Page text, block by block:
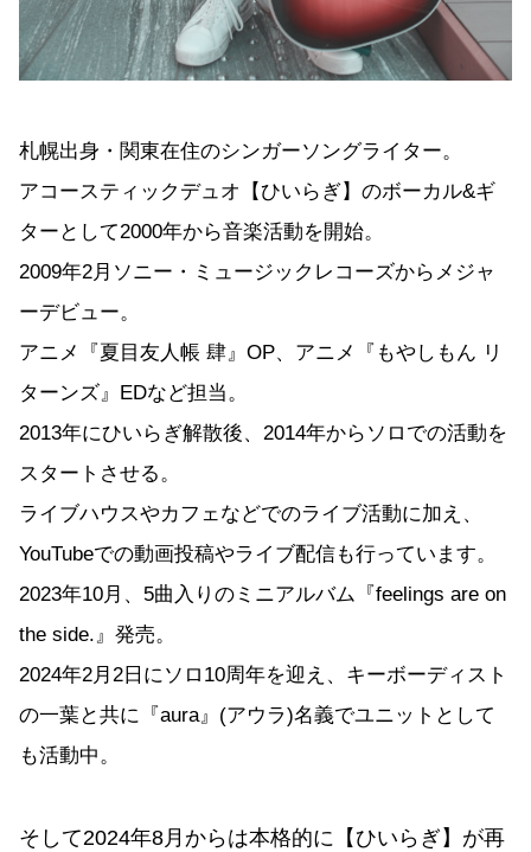
札幌出身・関東在住のシンガーソングライター。
アコースティックデュオ【ひいらぎ】のボーカル&ギ
ターとして2000年から音楽活動を開始。
2009年2月ソニー・ミュージックレコーズからメジャ
ーデビュー。
アニメ『夏目友人帳 肆』OP、アニメ『もやしもん リ
ターンズ』EDなど担当。
2013年にひいらぎ解散後、2014年からソロでの活動を
スタートさせる。
ライブハウスやカフェなどでのライブ活動に加え、
YouTubeでの動画投稿やライブ配信も行っています。
2023年10月、5曲入りのミニアルバム『feelings are on
the side.』発売。
2024年2月2日にソロ10周年を迎え、キーボーディスト
の一葉と共に『aura』(アウラ)名義でユニットとして
も活動中。
そして2024年8月からは本格的に 【ひいらぎ】が再